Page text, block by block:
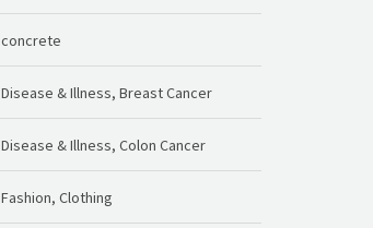
concrete
Disease & Illness, Breast Cancer
Disease & Illness, Colon Cancer
Fashion, Clothing